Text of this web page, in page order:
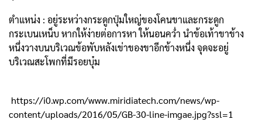
ตำแหน่ง : อยู่ระหว่างกระดูกปุ่มใหญ่ของโคนขาและกระดูก
กระเบนเหน็บ หากให้ง่ายต่อการหา ให้นอนคว่ำ นำข้อเท้าขาข้าง
หนึ่งวางบนบริเวณข้อพับหลังเข่าของขาอีกข้างหนึ่ง จุดจะอยู่
บริเวณสะโพกที่มีรอยบุ๋ม
https://i0.wp.com/www.miridiatech.com/news/wp-
content/uploads/2016/05/GB-30-line-imgae.jpg?ssl=1